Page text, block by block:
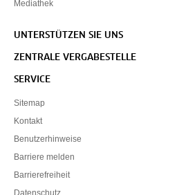
Mediathek
UNTERSTÜTZEN SIE UNS
ZENTRALE VERGABESTELLE
SERVICE
Sitemap
Kontakt
Benutzerhinweise
Barriere melden
Barrierefreiheit
Datenschutz